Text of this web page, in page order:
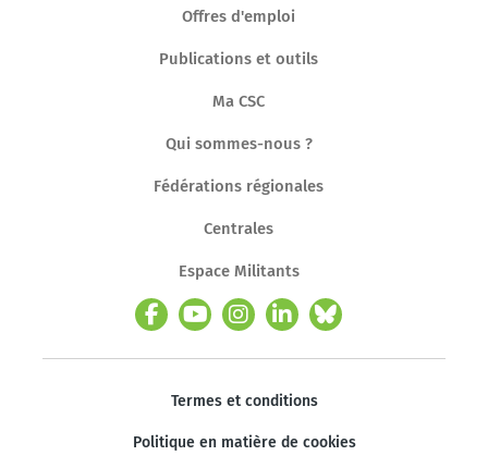
Offres d'emploi
Publications et outils
Ma CSC
Qui sommes-nous ?
Fédérations régionales
Centrales
Espace Militants
Termes et conditions
Politique en matière de cookies